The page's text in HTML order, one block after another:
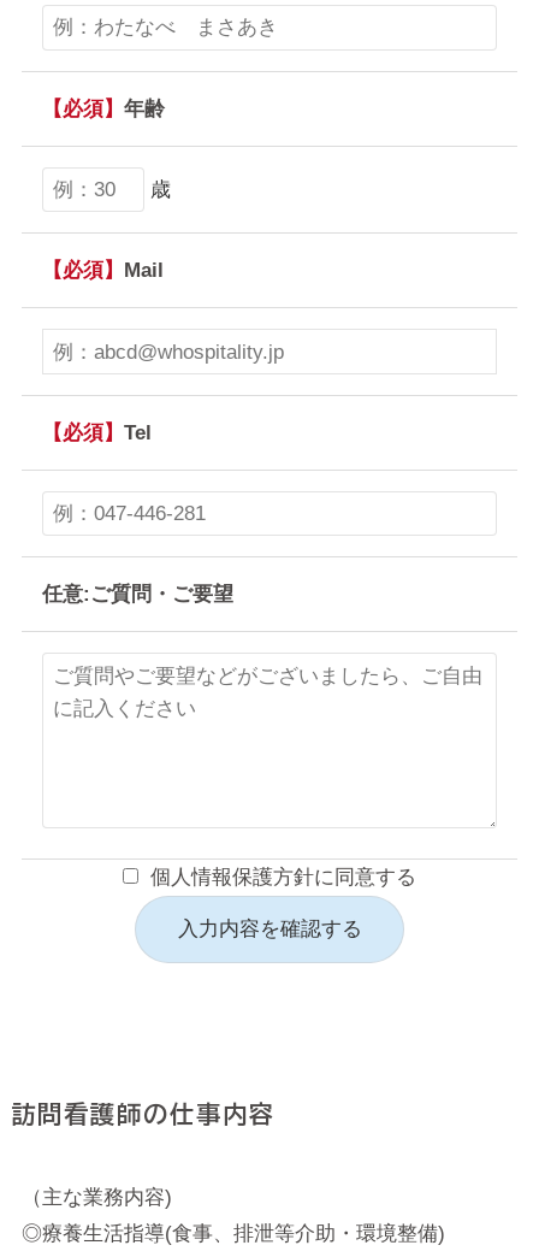
【必須】 年齢
歳
【必須】 Mail
【必須】 Tel
任意: ご質問・ご要望
個人情報保護方針に同意する
訪問看護師の仕事内容
（主な業務内容)
◎療養生活指導(食事、排泄等介助・環境整備)